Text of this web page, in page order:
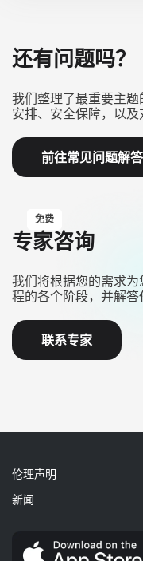
还有问题吗？
我们整理了最重要主
安排、安全保障，以及
前往常见问题解答
免费
专家咨询
我们将根据您的需求
程的各个阶段，并解答
联系专家
伦理声明
新闻